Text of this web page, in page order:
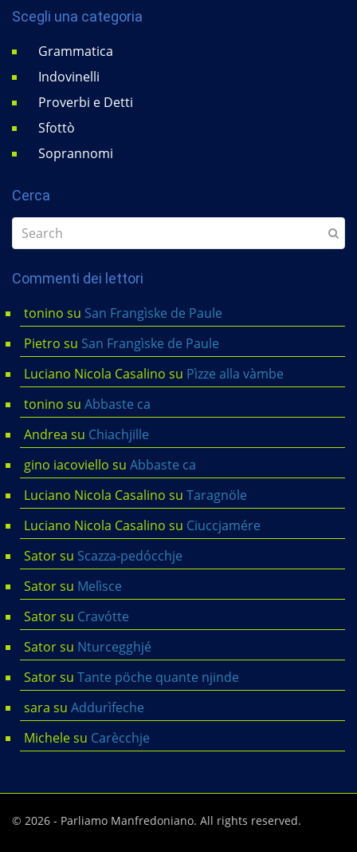
Scegli una categoria
Grammatica
Indovinelli
Proverbi e Detti
Sfottò
Soprannomi
Cerca
Commenti dei lettori
tonino su San Frangìske de Paule
Pietro su San Frangìske de Paule
Luciano Nicola Casalino su Pìzze alla vàmbe
tonino su Abbaste ca
Andrea su Chiachjille
gino iacoviello su Abbaste ca
Luciano Nicola Casalino su Taragnöle
Luciano Nicola Casalino su Ciuccjamére
Satorsu Scazza-pedócchje
Satorsu Melìsce
Satorsu Cravótte
Satorsu Nturcegghjé
Satorsu Tante pöche quante njinde
sara su Addurìfeche
Michelesu Carècchje
© 2026 - Parliamo Manfredoniano. All rights reserved.